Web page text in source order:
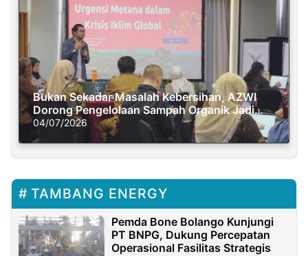
Bukan Sekadar Masalah Kebersihan, AZWI
Dorong Pengelolaan Sampah Organik Jadi
Solusi Krisis Iklim
04/07/2026
TAMBANG ENERGY
Pemda Bone Bolango Kunjungi
PT BNPG, Dukung Percepatan
Operasional Fasilitas Strategis